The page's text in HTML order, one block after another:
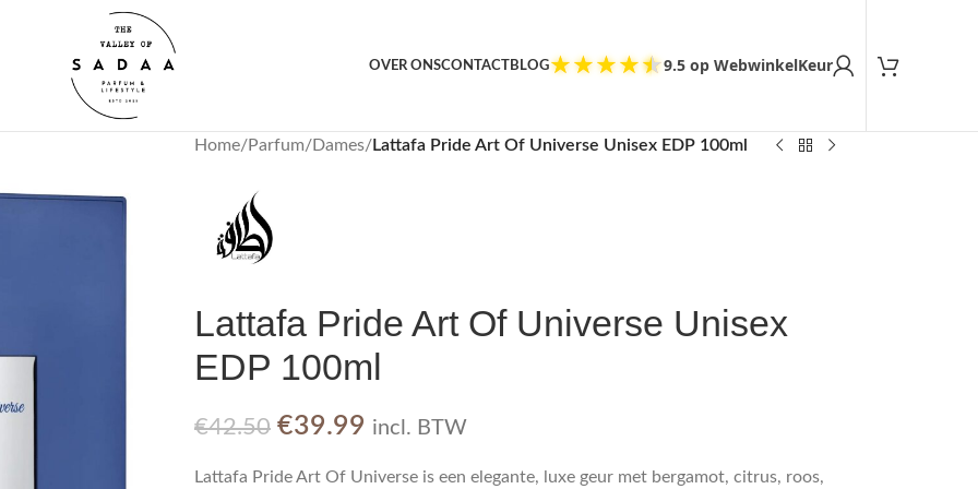
Korting voor jou
OVER ONSCONTACTBLOG★★★★★9.5 op WebwinkelKeur
Home/Parfum/Dames/Lattafa Pride Art Of Universe Unisex EDP 100ml
Lattafa Pride Art Of Universe Unisex
EDP 100ml
€42.50 €39.99 incl. BTW
Lattafa Pride Art Of Universe is een elegante, luxe geur met bergamot, citrus, roos,